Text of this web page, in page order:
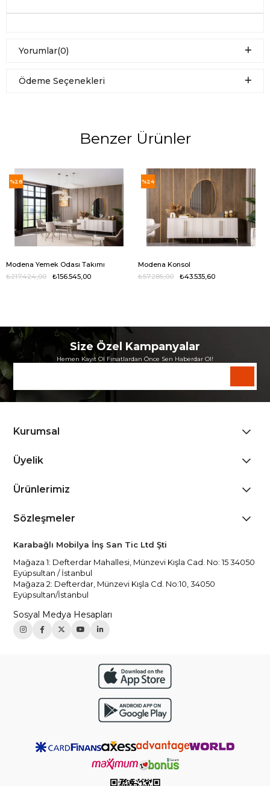
Yorumlar(0)
Ödeme Seçenekleri
Benzer Ürünler
Modena Yemek Odası Takımı
₺156.545,00
₺217.424,00
%28
Modena Konsol
₺43.535,60
₺57.285,00
%24
Size Özel Kampanyalar
Hemen Kayıt Ol Fırsatlardan Önce Sen Haberdar Ol!
Kurumsal
Üyelik
Ürünlerimiz
Sözleşmeler
Karabağlı Mobilya İnş San Tic Ltd Şti
Mağaza 1: Defterdar Mahallesi, Münzevi Kışla Cad. No: 15 34050
Eyüpsultan / İstanbul
Mağaza 2: Defterdar, Münzevi Kışla Cd. No:10, 34050
Eyüpsultan/İstanbul
Sosyal Medya Hesapları